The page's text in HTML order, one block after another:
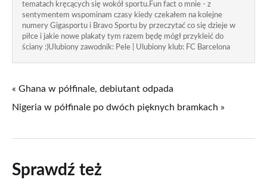
tematach kręcących się wokół sportu.Fun fact o mnie - z
sentymentem wspominam czasy kiedy czekałem na kolejne
numery Gigasportu i Bravo Sportu by przeczytać co się dzieje w
piłce i jakie nowe plakaty tym razem będę mógł przykleić do
ściany :)Ulubiony zawodnik: Pele | Ulubiony klub: FC Barcelona
« Ghana w półfinale, debiutant odpada
Nigeria w półfinale po dwóch pięknych bramkach »
Sprawdź też